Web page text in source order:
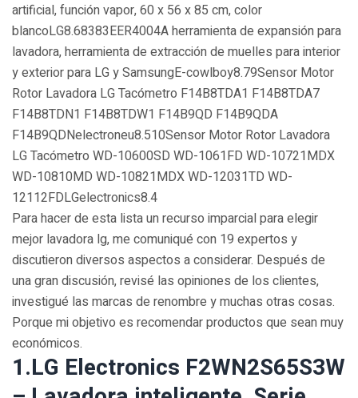
artificial, función vapor, 60 x 56 x 85 cm, color
blancoLG8.68383EER4004A herramienta de expansión para
lavadora, herramienta de extracción de muelles para interior
y exterior para LG y SamsungE-cowlboy8.79Sensor Motor
Rotor Lavadora LG Tacómetro F14B8TDA1 F14B8TDA7
F14B8TDN1 F14B8TDW1 F14B9QD F14B9QDA
F14B9QDNelectroneu8.510Sensor Motor Rotor Lavadora
LG Tacómetro WD-10600SD WD-1061FD WD-10721MDX
WD-10810MD WD-10821MDX WD-12031TD WD-
12112FDLGelectronics8.4
Para hacer de esta lista un recurso imparcial para elegir
mejor lavadora lg, ​​me comuniqué con 19 expertos y
discutieron diversos aspectos a considerar. Después de
una gran discusión, revisé las opiniones de los clientes,
investigué las marcas de renombre y muchas otras cosas.
Porque mi objetivo es recomendar productos que sean muy
económicos.
1.LG Electronics F2WN2S65S3W